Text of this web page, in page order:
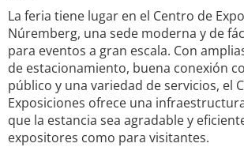
La feria tiene lugar en el Centro de
Núremberg, una sede moderna y de
para eventos a gran escala. Con
de estacionamiento, buena conexión
público y una variedad de servicios, el
Exposiciones ofrece una
que la estancia sea agradable y
expositores como para visitantes.